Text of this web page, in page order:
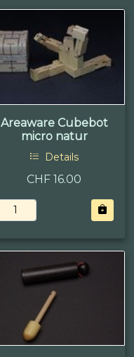
Areaware Cubebot
micro natur
Details
CHF 16.00